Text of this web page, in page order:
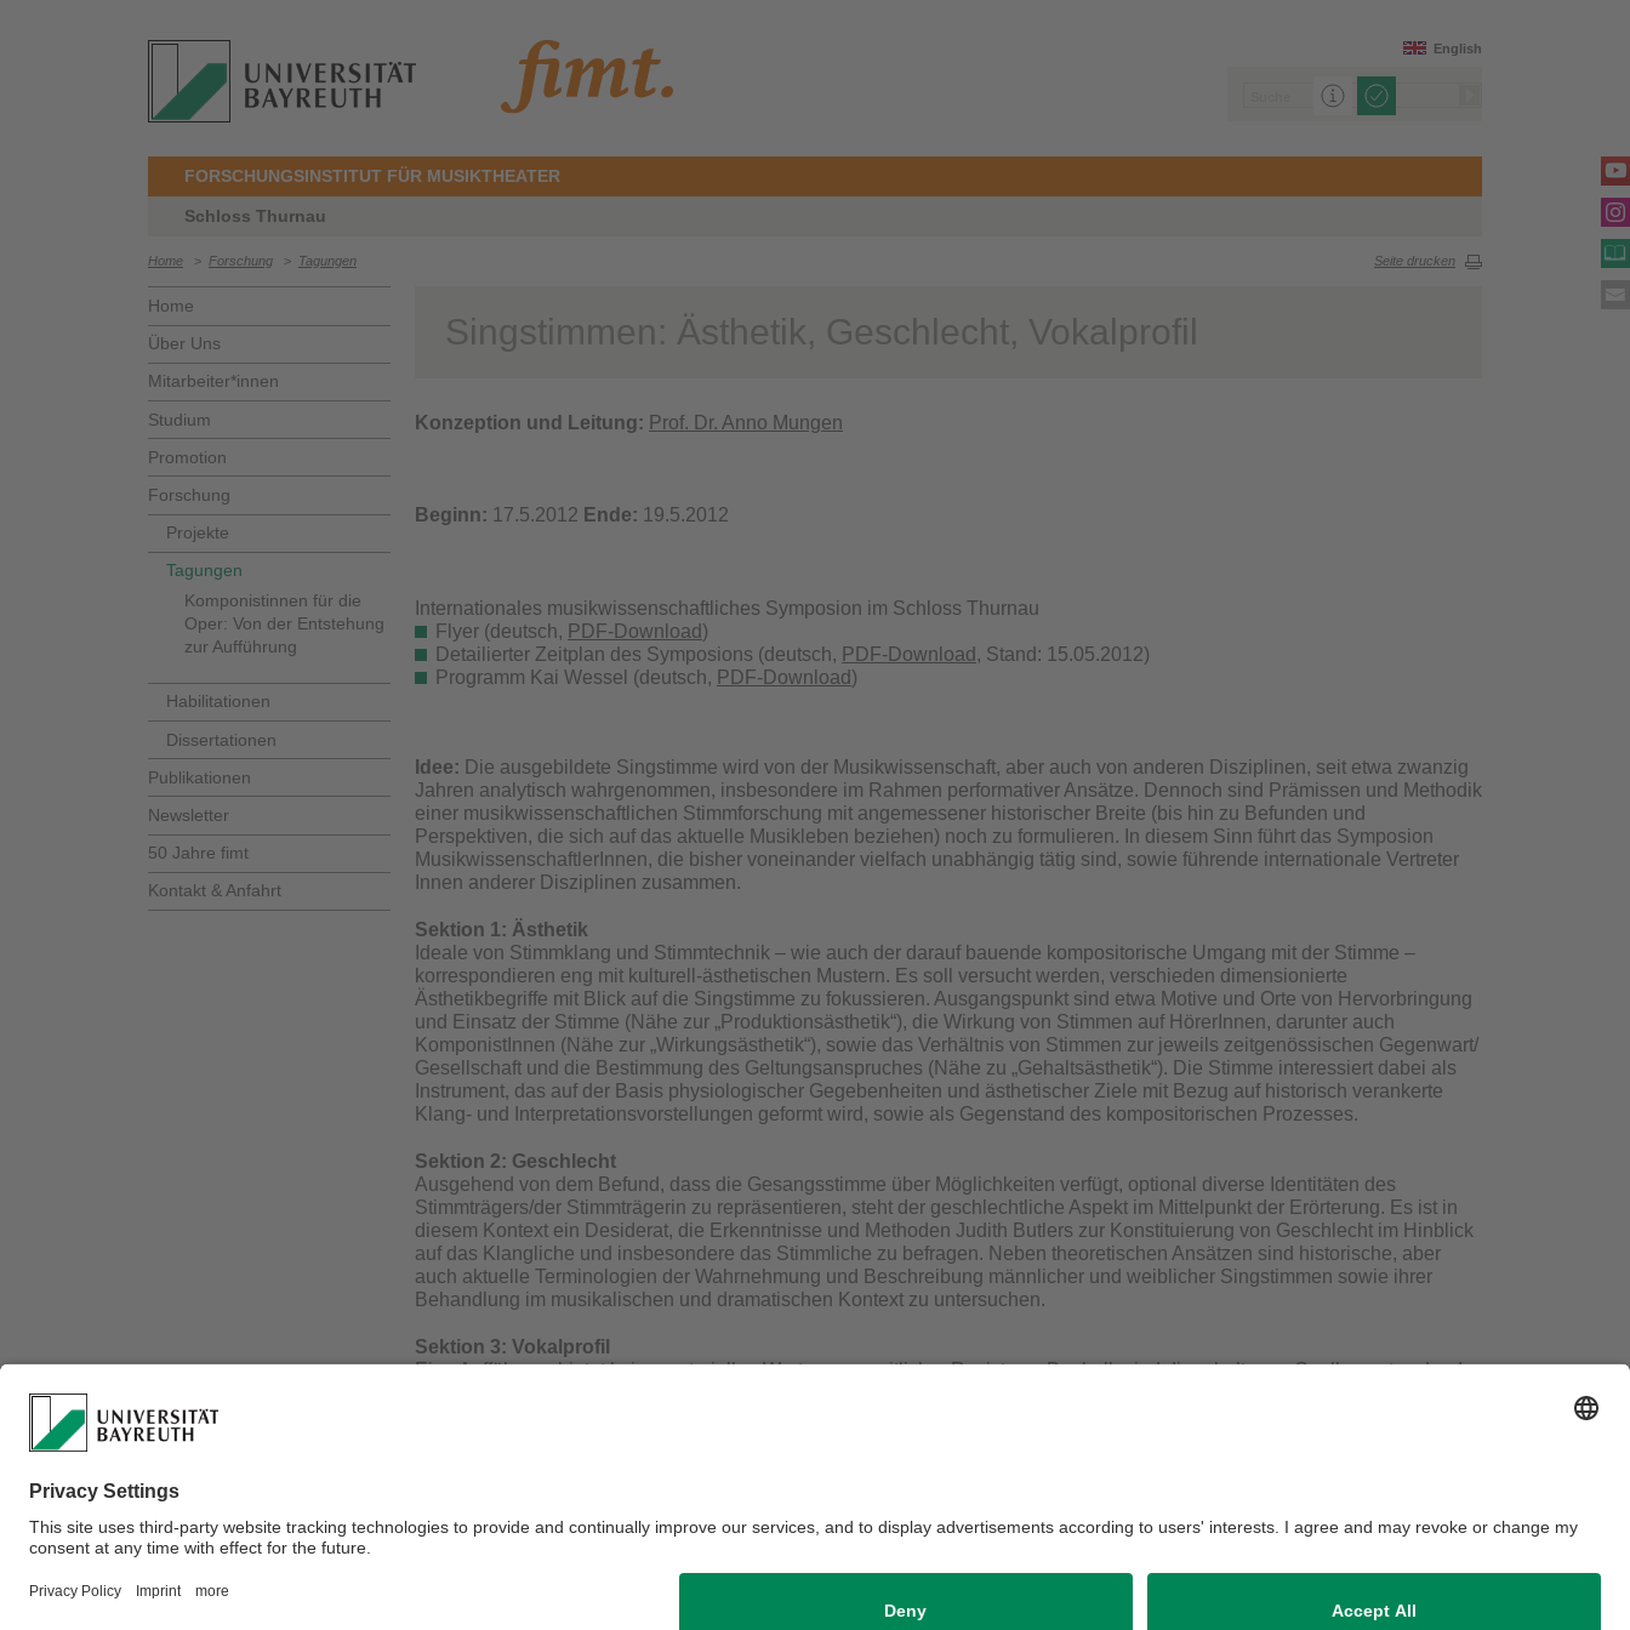
English
FORSCHUNGSINSTITUT FÜR MUSIKTHEATER
Schloss Thurnau
Home > Forschung > Tagungen Seite drucken
Home
Über Uns
Mitarbeiter*innen
Studium
Promotion
Forschung
Projekte
Tagungen
Komponistinnen für die
Oper: Von der Entstehung
zur Aufführung
Habilitationen
Dissertationen
Publikationen
Newsletter
50 Jahre fimt
Kontakt & Anfahrt
Singstimmen: Ästhetik, Geschlecht, Vokalprofil
Konzeption und Leitung: Prof. Dr. Anno Mungen
Beginn: 17.5.2012 Ende: 19.5.2012
Internationales musikwissenschaftliches Symposion im Schloss Thurnau
Flyer (deutsch, PDF-Download)
Detailierter Zeitplan des Symposions (deutsch, PDF-Download , Stand: 15.05.2012)
Programm Kai Wessel (deutsch, PDF-Download)
Idee: Die ausgebildete Singstimme wird von der Musikwissenschaft, aber auch von anderen Disziplinen, seit etwa zwanzig
Jahren analytisch wahrgenommen, insbesondere im Rahmen performativer Ansätze. Dennoch sind Prämissen und Methodik
einer musikwissenschaftlichen Stimmforschung mit angemessener historischer Breite (bis hin zu Befunden und
Perspektiven, die sich auf das aktuelle Musikleben beziehen) noch zu formulieren. In diesem Sinn führt das Symposion
MusikwissenschaftlerInnen, die bisher voneinander vielfach unabhängig tätig sind, sowie führende internationale Vertreter
Innen anderer Disziplinen zusammen.
Sektion 1: Ästhetik
Ideale von Stimmklang und Stimmtechnik – wie auch der darauf bauende kompositorische Umgang mit der Stimme –
korrespondieren eng mit kulturell-ästhetischen Mustern. Es soll versucht werden, verschieden dimensionierte
Ästhetikbegriffe mit Blick auf die Singstimme zu fokussieren. Ausgangspunkt sind etwa Motive und Orte von Hervorbringung
und Einsatz der Stimme (Nähe zur „Produktionsästhetik“), die Wirkung von Stimmen auf HörerInnen, darunter auch
KomponistInnen (Nähe zur „Wirkungsästhetik“), sowie das Verhältnis von Stimmen zur jeweils zeitgenössischen Gegenwart/
Gesellschaft und die Bestimmung des Geltungsanspruches (Nähe zu „Gehaltsästhetik“). Die Stimme interessiert dabei als
Instrument, das auf der Basis physiologischer Gegebenheiten und ästhetischer Ziele mit Bezug auf historisch verankerte
Klang- und Interpretationsvorstellungen geformt wird, sowie als Gegenstand des kompositorischen Prozesses.
Sektion 2: Geschlecht
Ausgehend von dem Befund, dass die Gesangsstimme über Möglichkeiten verfügt, optional diverse Identitäten des
Stimmträgers/der Stimmträgerin zu repräsentieren, steht der geschlechtliche Aspekt im Mittelpunkt der Erörterung. Es ist in
diesem Kontext ein Desiderat, die Erkenntnisse und Methoden Judith Butlers zur Konstituierung von Geschlecht im Hinblick
auf das Klangliche und insbesondere das Stimmliche zu befragen. Neben theoretischen Ansätzen sind historische, aber
auch aktuelle Terminologien der Wahrnehmung und Beschreibung männlicher und weiblicher Singstimmen sowie ihrer
Behandlung im musikalischen und dramatischen Kontext zu untersuchen.
Sektion 3: Vokalprofil
Eine Aufführung bietet keine materiellen Werte raum-zeitlicher Resistenz. Deshalb sind die erhaltenen Quellen entweder der